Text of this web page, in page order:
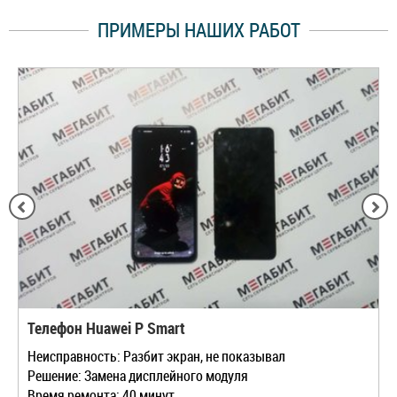
ПРИМЕРЫ НАШИХ РАБОТ
Телефон Huawei P Smart
Неисправность: Разбит экран, не показывал
Решение: Замена дисплейного модуля